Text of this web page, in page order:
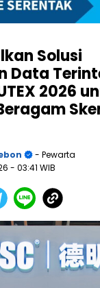
Solusi
Data
2026
- Pewarta
- 03:41 WIB